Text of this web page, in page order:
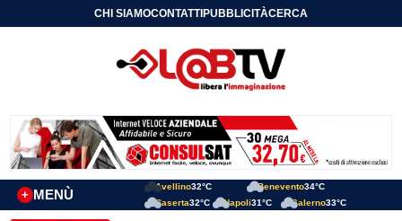
CHI SIAMOCONTATTIPUBBLICITÀCERCA
MENÙ
+
Avellino32°C Benevento34°C
Caserta32°C Napoli31°C Salerno33°C